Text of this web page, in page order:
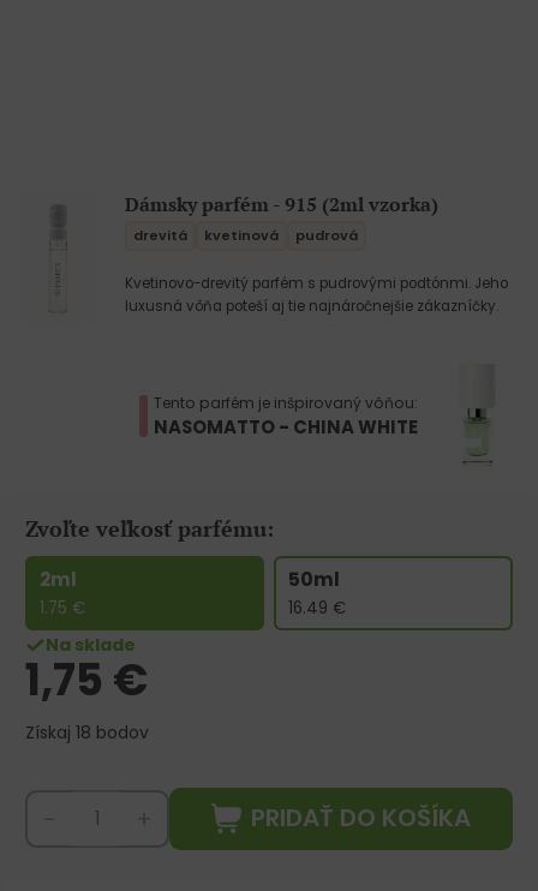
Dámsky parfém - 915 (2ml vzorka)
drevitá kvetinová pudrová
Kvetinovo-drevitý parfém s pudrovými podtónmi. Jeho
luxusná vôňa poteší aj tie najnáročnejšie zákazníčky.
Tento parfém je inšpirovaný vôňou:
NASOMATTO - CHINA WHITE
Zvoľte veľkosť parfému:
2ml
1.75 €
50ml
16.49 €
Na sklade
1,75 €
Získaj 18 bodov
PRIDAŤ DO KOŠÍKA